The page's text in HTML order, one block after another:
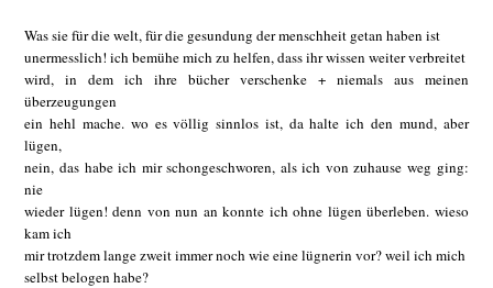
Was sie für die welt, für die gesundung der menschheit getan haben ist
unermesslich! ich bemühe mich zu helfen, dass ihr wissen weiter verbreitet
wird, in dem ich ihre bücher verschenke + niemals aus meinen
überzeugungen
ein hehl mache. wo es völlig sinnlos ist, da halte ich den mund, aber
lügen,
nein, das habe ich mir schongeschworen, als ich von zuhause weg ging:
nie
wieder lügen! denn von nun an konnte ich ohne lügen überleben. wieso
kam ich
mir trotzdem lange zweit immer noch wie eine lügnerin vor? weil ich mich
selbst belogen habe?